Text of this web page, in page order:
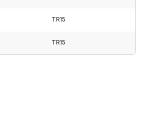
TR15
TR15